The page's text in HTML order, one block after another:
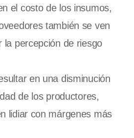
el costo de los insumos,
también se ven
la percepción de riesgo
en una disminución
de los productores,
lidiar con márgenes más